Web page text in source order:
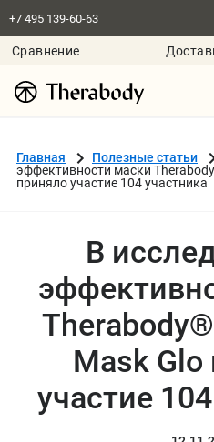
+7 495 139-60-63
Сравнение
Главная Полезные статьи
эффективности маски
приняло участие 104 участника
В
Mask
участие